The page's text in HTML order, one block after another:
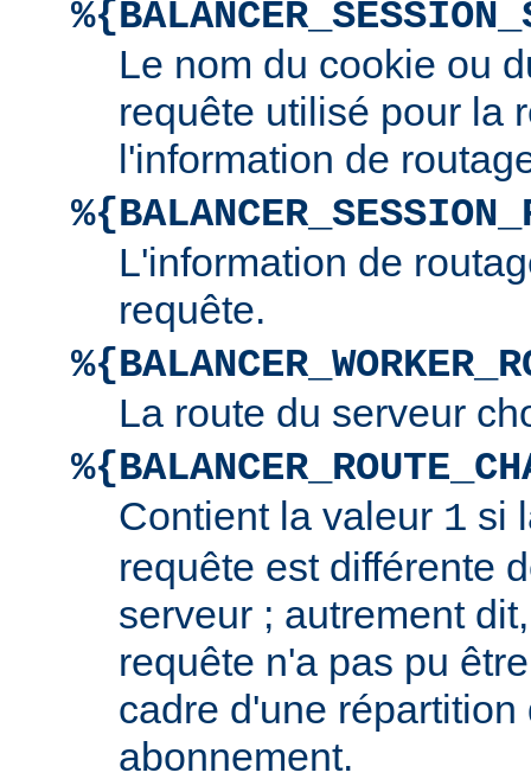
Le nom du cookie ou
requête utilisé pour la
l'information de
L'information de
requête.
La route du serveur
Contient la valeur 1 si
requête est différente
serveur ; autrement
requête n'a pas pu
cadre d'une
abonnement.